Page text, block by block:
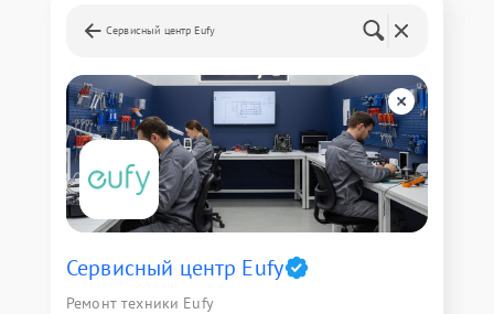
Сервисный центр Eufy
Сервисный центр Eufy
Ремонт техники Eufy